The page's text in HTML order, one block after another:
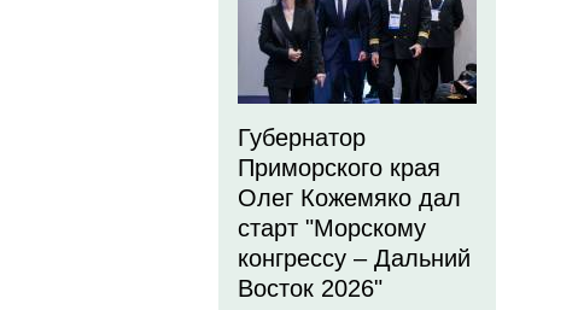
Губернатор
Приморского края
Олег Кожемяко дал
старт "Морскому
конгрессу – Дальний
Восток 2026"